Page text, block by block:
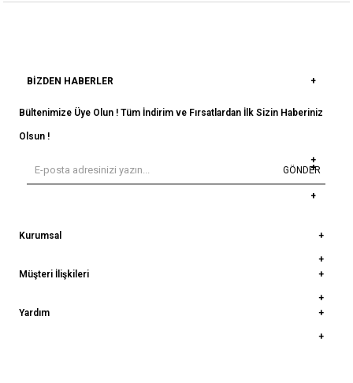
BIZDEN HABERLER
Bültenimize Üye Olun ! Tüm İndirim ve Fırsatlardan İlk Sizin Haberiniz
Olsun !
GÖNDER
Kurumsal
Müşteri İlişkileri
Yardım